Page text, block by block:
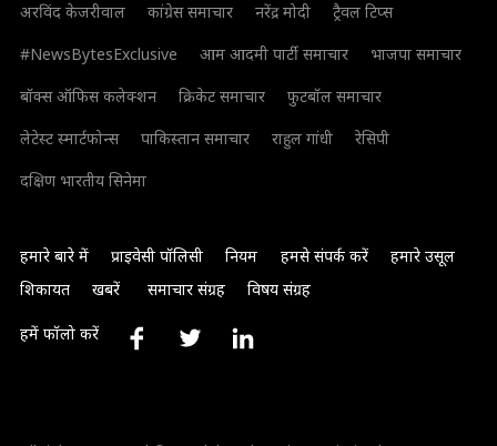
अरविंद केजरीवाल कांग्रेस समाचार नरेंद्र मोदी
ट्रैवल टिप्स
#NewsBytesExclusive
आम आदमी पार्टी समाचार
भाजपा समाचार
बॉक्स ऑफिस कलेक्शन
क्रिकेट समाचार
फुटबॉल समाचार
लेटेस्ट स्मार्टफोन्स
पाकिस्तान समाचार राहुल गांधी
रेसिपी
दक्षिण भारतीय सिनेमा
हमारे बारे में प्राइवेसी पॉलिसी नियम हमसे संपर्क करें
हमारे उसूल
शिकायत
खबरें समाचार संग्रह विषय संग्रह
हमें फॉलो करें